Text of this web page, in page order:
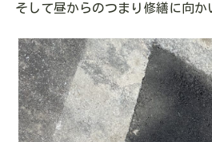
そして昼からのつまり修繕に向か